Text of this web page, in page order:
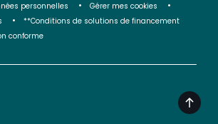
personnelles
Gérer mes cookies
**Conditions de solutions de financement
conforme